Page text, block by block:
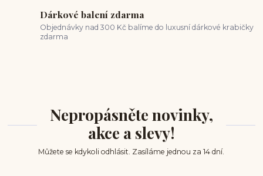
Dárkové balení zdarma
Objednávky nad 300 Kč balíme do luxusní dárkové krabičky
zdarma
Nepropásněte novinky,
akce a slevy!
Můžete se kdykoli odhlásit. Zasíláme jednou za 14 dní.